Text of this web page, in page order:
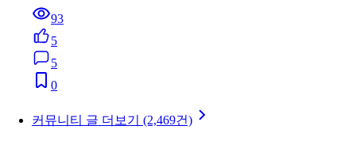
93
5
5
0
커뮤니티 글 더보기 (2,469건)